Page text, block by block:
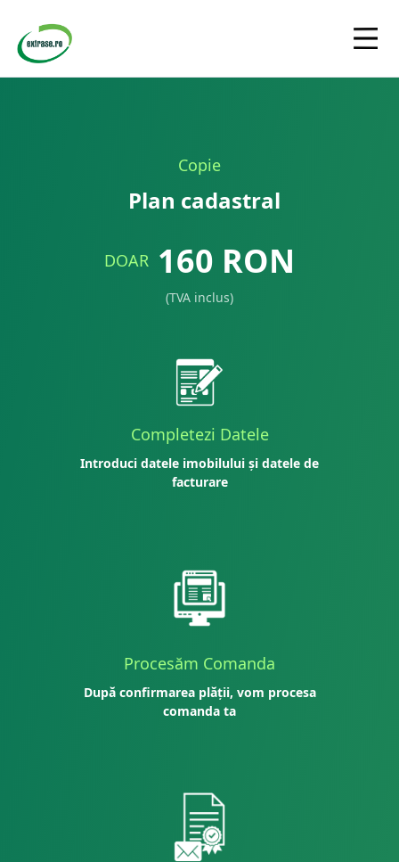
Copie
Plan cadastral
DOAR 160 RON
(TVA inclus)
Completezi Datele
Introduci datele imobilului și datele de
facturare
Procesăm Comanda
După confirmarea plății, vom procesa
comanda ta